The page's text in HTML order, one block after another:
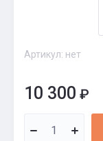
Артикул: нет
10 300 ₽